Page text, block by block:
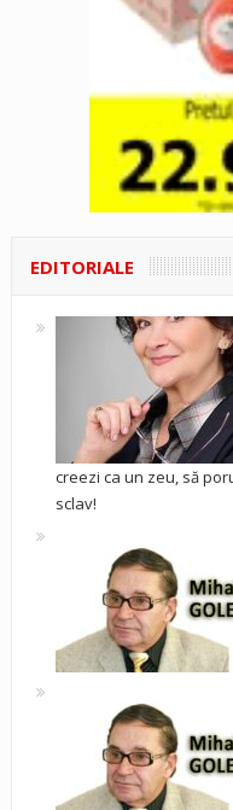
EDITORIALE
creezi ca un zeu, să
sclav!